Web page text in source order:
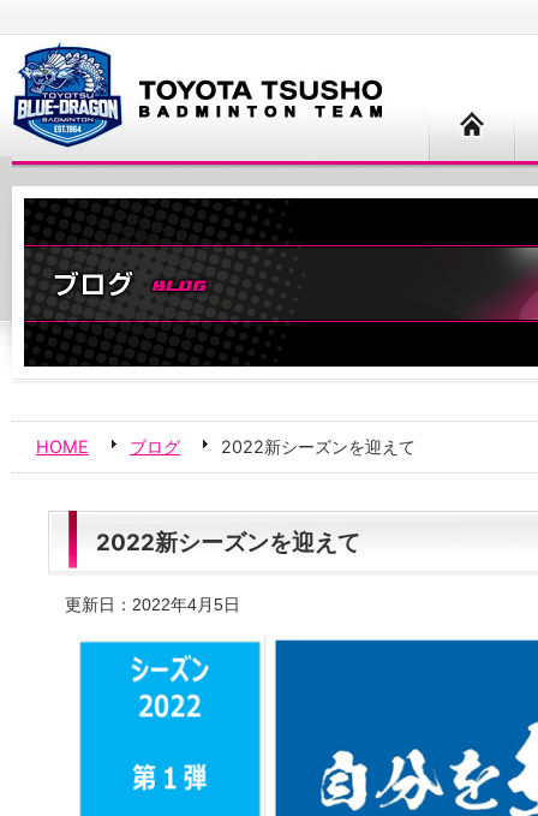
HOME ブログ 2022新シーズンを迎えて
2022新シーズンを迎えて
更新日：2022年4月5日